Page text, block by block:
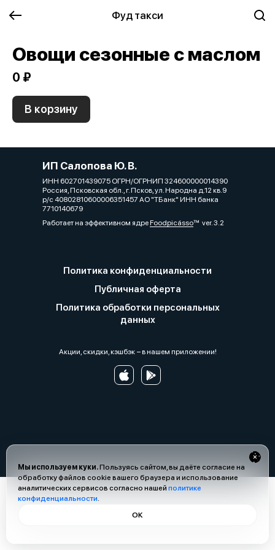
Фуд такси
Мы используем куки.Пользуясь сайтом, вы даёте согласие на
обработку файлов cookie вашего браузера и использование
аналитических сервисов согласно нашей политике
конфиденциальности.
ОК
Овощи сезонные с маслом
0 ₽
В корзину
ИП Салопова Ю. В.
ИНН 602701439075 ОГРН/ОГРНИП 324600000014390
Россия, Псковская обл., г. Псков, ул. Народна д.12 кв.9
р/с 40802810600006351457 АО "ТБанк" ИНН банка
7710140679
Работает на эффективном ядреFoodpicássover. 3.2
Политика конфиденциальности
Публичная оферта
Политика обработки персональных
данных
Акции, скидки, кэшбэк − в нашем приложении!